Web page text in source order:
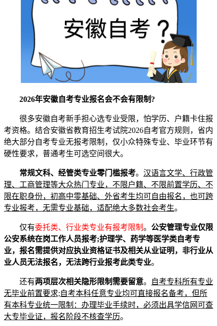
2026年安徽自考专业报名会不会有限制?
很多安徽自考新手担心选专业受限，怕学历、户籍卡住报
考资格。结合安徽省教育招生考试院2026自考官方规则，省内
绝大部分自考专业无报考限制，仅小众特殊专业、毕业环节有
硬性要求，普通考生可选空间很大。
常规文科、经管类专业零门槛报考。 汉语言文学、行政管
理、工商管理等大众热门专业，不限户籍、不限前置学历、不
限在职身份，初高中零基础、外省考生均可自由报名，也可跨
专业报考，无需专业基础，适配绝大多数社会考生。
仅有委托类、行业类专业有报考限制 。 公安管理专业仅限
公安系统在岗工作人员报考;护理学、药学等医学类自考专
业，报名需提供对应执业资格证书及相关从业证明，非行业从
业人员无法报名，无法跨行业报考此类专业。
还有两项层次相关隐形限制需要留意。
自考专科所有专业
无毕业前置要求;自考本科任意专业均可直接报名备考，但所
有本科专业统一限制：办理毕业手续时，必须出具学信网可查
大专毕业证，报名阶段不核查学历。